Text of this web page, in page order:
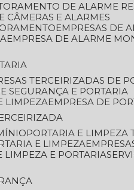
DE ALARME
CÂMERAS E ALARMES
EMPRESAS DE
EMPRESA DE ALARME
TERCEIRIZADAS DE
SEGURANÇA E PORTARIA
LIMPEZA
EMPRESA DE
PORTARIA E
E LIMPEZA
LIMPEZA E PORTARIA